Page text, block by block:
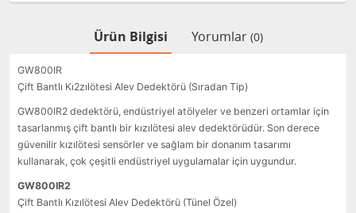
Ürün Bilgisi Yorumlar (0)
GW800IR
Çift Bantlı Kı2zılötesi Alev Dedektörü (Sıradan Tip)
GW800IR2 dedektörü, endüstriyel atölyeler ve benzeri ortamlar için
tasarlanmış çift bantlı bir kızılötesi alev dedektörüdür. Son derece
güvenilir kızılötesi sensörler ve sağlam bir donanım tasarımı
kullanarak, çok çeşitli endüstriyel uygulamalar için uygundur.
GW800IR2
Çift Bantlı Kızılötesi Alev Dedektörü (Tünel Özel)